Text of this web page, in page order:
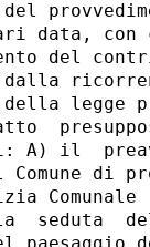
data,
del
dalla
legge
A) il
Comune
seduta